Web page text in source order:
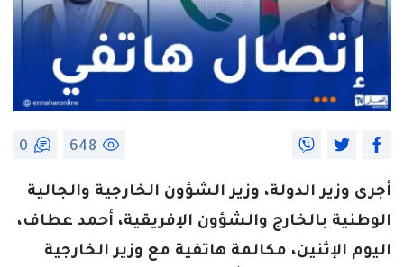
648
0
أجرى وزير الدولة، وزير الشؤون الخارجية والجالية
الوطنية بالخارج والشؤون الإفريقية، أحمد عطاف،
اليوم الإثنين، مكالمة هاتفية مع وزير الخارجية